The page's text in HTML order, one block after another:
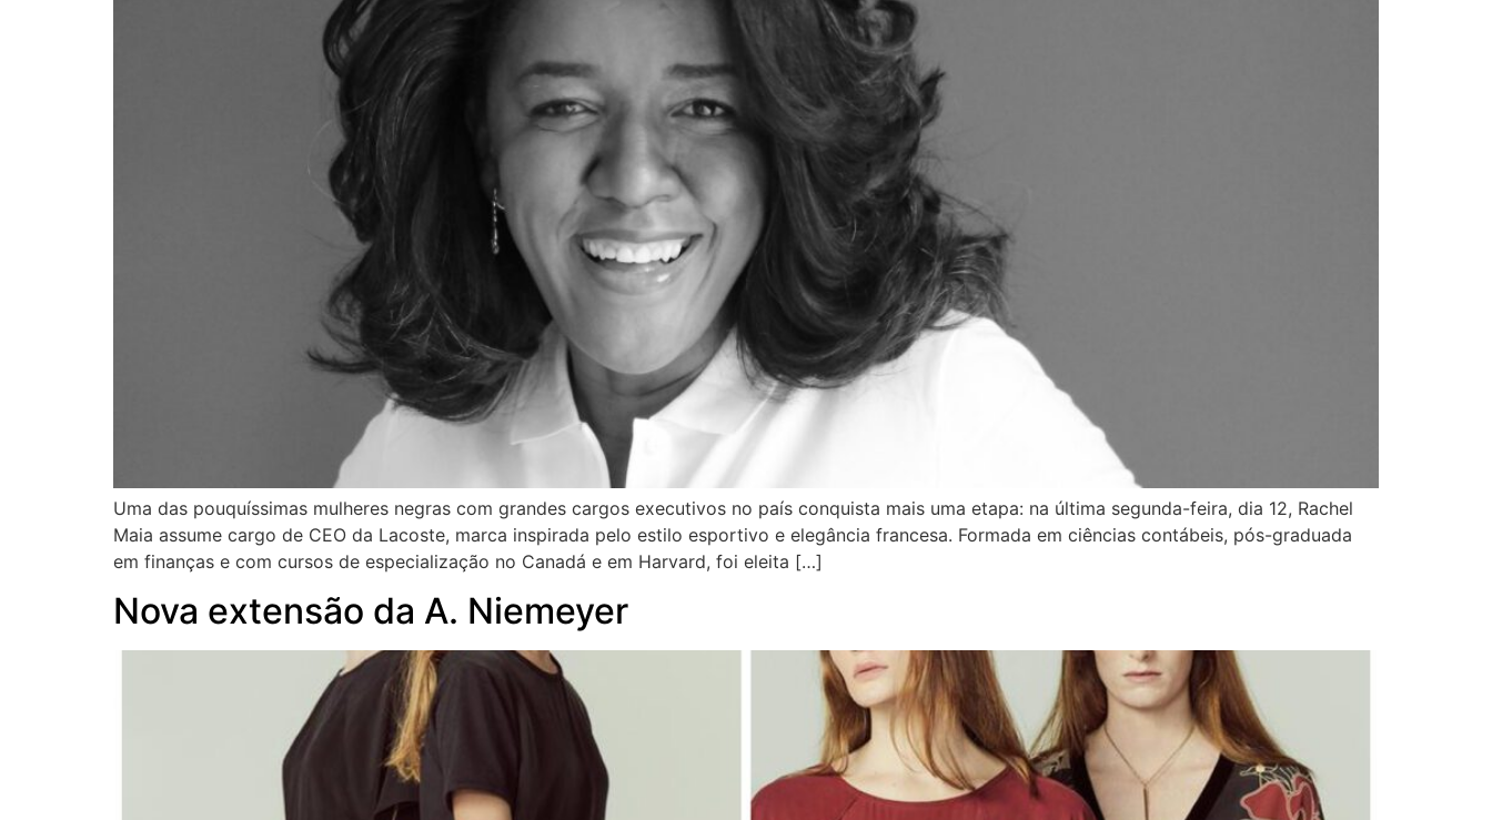
Uma das pouquíssimas mulheres negras com grandes cargos executivos no país conquista mais uma etapa: na última segunda-feira, dia 12, Rachel
Maia assume cargo de CEO da Lacoste, marca inspirada pelo estilo esportivo e elegância francesa. Formada em ciências contábeis, pós-graduada
em finanças e com cursos de especialização no Canadá e em Harvard, foi eleita […]
Nova extensão da A. Niemeyer